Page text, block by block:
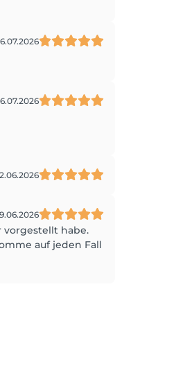
9.06.2026
vorgestellt habe.
auf jeden Fall